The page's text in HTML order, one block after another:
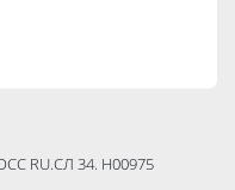
RU.СЛ 34. Н00975